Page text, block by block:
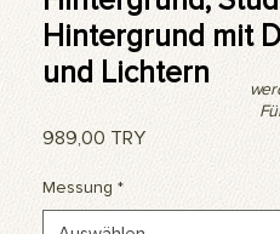
Hintergrund mit
und Lichtern
989,00 TRYPreis
Messung *